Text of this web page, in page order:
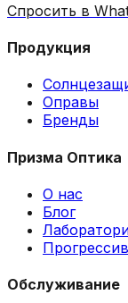
Спросить в
Продукция
Оправы
Бренды
Призма Оптика
О нас
Блог
Обслуживание